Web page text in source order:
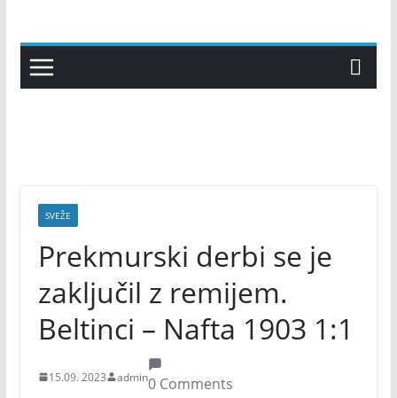
content
SVEŽE
Prekmurski derbi se je
zaključil z remijem.
Beltinci – Nafta 1903 1:1
15.09. 2023 admin0 Comments